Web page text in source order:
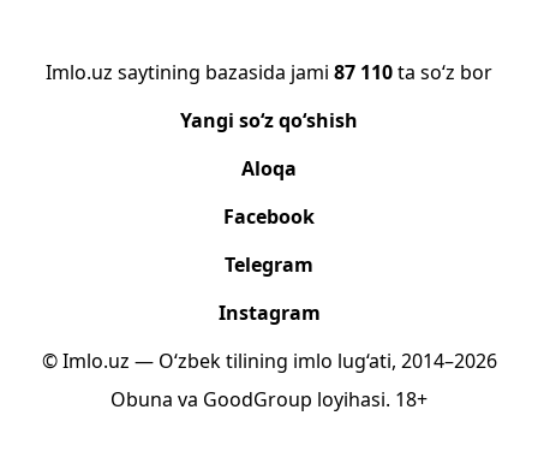
Imlo.uz saytining bazasida jami 87 110ta so‘z bor
Yangi so‘z qo‘shish
Aloqa
Facebook
Telegram
Instagram
© Imlo.uz — O‘zbek tilining imlo lug‘ati, 2014–2026
Obuna va GoodGroup loyihasi. 18+